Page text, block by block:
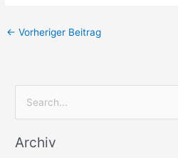
← Vorheriger Beitrag
c
Archiv